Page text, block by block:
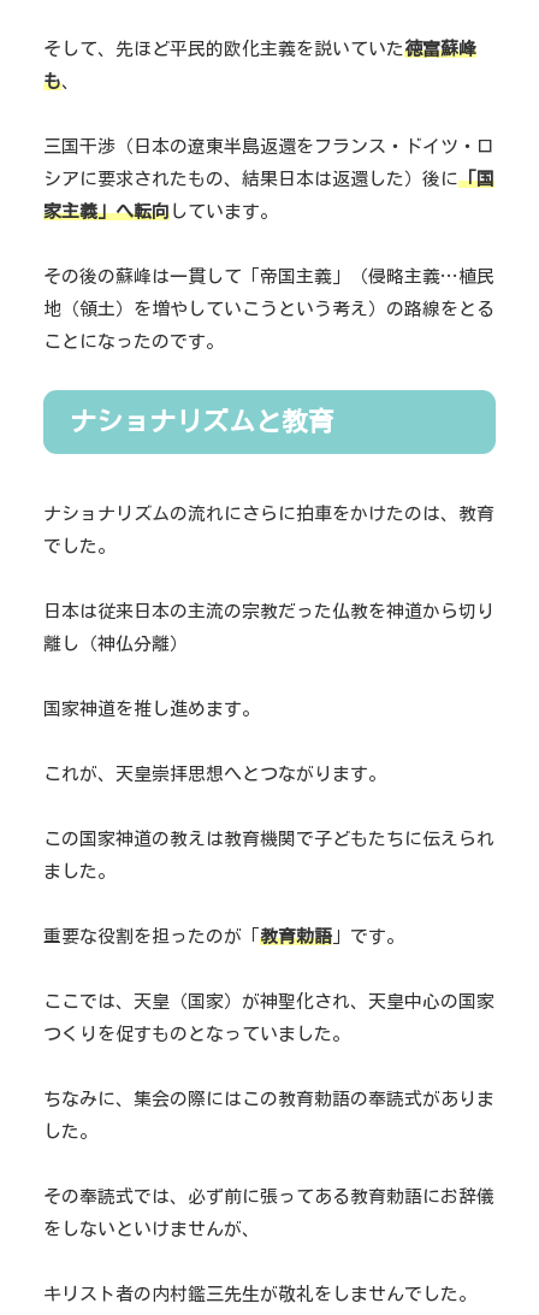
そして、先ほど平民的欧化主義を説いていた徳富蘇峰
も、
三国干渉（日本の遼東半島返還をフランス・ドイツ・ロ
シアに要求されたもの、結果日本は返還した）後に「国
家主義」へ転向 しています。
その後の蘇峰は一貫して「帝国主義」（侵略主義…植民
地（領土）を増やしていこうという考え）の路線をとる
ことになったのです。
ナショナリズムと教育
ナショナリズムの流れにさらに拍車をかけたのは、教育
でした。
日本は従来日本の主流の宗教だった仏教を神道から切り
離し（神仏分離）
国家神道を推し進めます。
これが、天皇崇拝思想へとつながります。
この国家神道の教えは教育機関で子どもたちに伝えられ
ました。
重要な役割を担ったのが「 教育勅語 」です。
ここでは、天皇（国家）が神聖化され、天皇中心の国家
つくりを促すものとなっていました。
ちなみに、集会の際にはこの教育勅語の奉読式がありま
した。
その奉読式では、必ず前に張ってある教育勅語にお辞儀
をしないといけませんが、
キリスト者の内村鑑三先生が敬礼をしませんでした。